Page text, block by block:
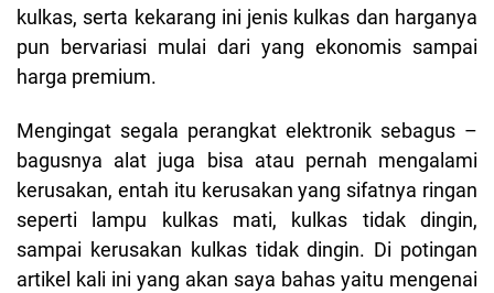
kulkas, serta kekarang ini jenis kulkas dan harganya
pun bervariasi mulai dari yang ekonomis sampai
harga premium.
Mengingat segala perangkat elektronik sebagus –
bagusnya alat juga bisa atau pernah mengalami
kerusakan, entah itu kerusakan yang sifatnya ringan
seperti lampu kulkas mati, kulkas tidak dingin,
sampai kerusakan kulkas tidak dingin. Di potingan
artikel kali ini yang akan saya bahas yaitu mengenai